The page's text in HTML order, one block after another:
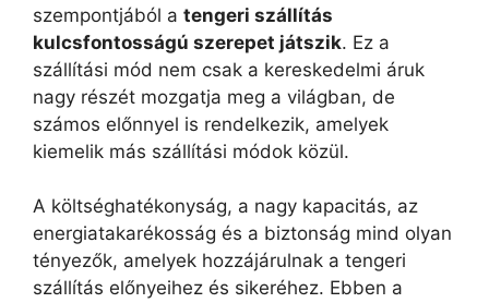
szempontjából a tengeri szállítás
kulcsfontosságú szerepet játszik. Ez a
szállítási mód nem csak a kereskedelmi áruk
nagy részét mozgatja meg a világban, de
számos előnnyel is rendelkezik, amelyek
kiemelik más szállítási módok közül.
A költséghatékonyság, a nagy kapacitás, az
energiatakarékosság és a biztonság mind olyan
tényezők, amelyek hozzájárulnak a tengeri
szállítás előnyeihez és sikeréhez. Ebben a